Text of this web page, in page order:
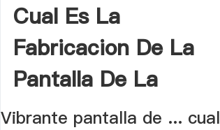
Cual Es La
Fabricacion De La
Pantalla De La
Vibracion .
Vibrante pantalla de ... cual